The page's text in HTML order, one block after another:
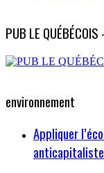
PUB LE
environnement
Appliquer
anticapitaliste